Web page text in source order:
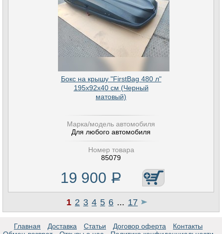
Бокс на крышу "FirstBag 480 л"
195х92х40 см (Черный
матовый)
Марка/модель автомобиля
Для любого автомобиля
Номер товара
85079
19 900 Р
1 2 3 4 5 6 ... 17
Главная Доставка Статьи Договор оферта
Контакты